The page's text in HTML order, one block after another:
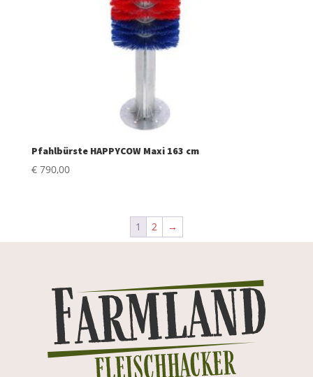
Pfahlbürste HAPPYCOW Maxi 163 cm
€790,00
1 2 →